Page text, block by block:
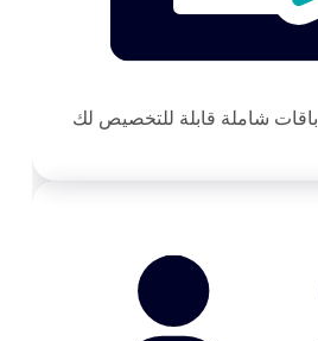
باقات شاملة قابلة للتخصيص لك